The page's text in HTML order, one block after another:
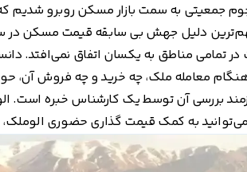
80 تا 90 با هجوم جمعیتی به سمت بازار مسکن
دلیل جهش بی سابقه قیمت مسکن در سال‌ها 85 و
در تمامی مناطق به یکسان اتفاق نمی‌افتد.
معامله ملک، چه خرید و چه فروش آن،
بررسی آن توسط یک کارشناس خبره است.
به کمک قیمت گذاری حضوری الوملک،